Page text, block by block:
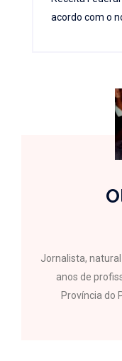
acordo com o
Jornalista,
anos de
Província do